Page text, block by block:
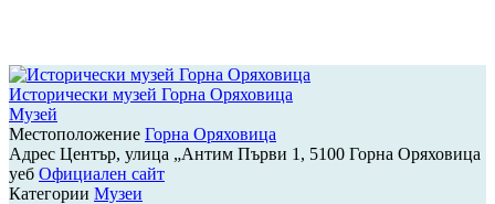
Исторически музей Горна Оряховица
Музей
Местоположение Горна Оряховица
Адрес Център, улица „Антим Първи 1, 5100 Горна Оряховица
уеб Официален сайт
Категории Музеи